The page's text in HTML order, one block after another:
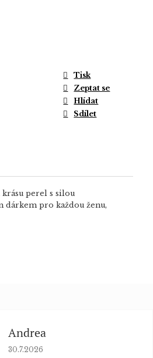
Tisk
Zeptat se
Hlídat
Sdílet
perel s silou
pro každou ženu,
Andrea
Hodnocení obchodu je 5 z 5
30.7.2026